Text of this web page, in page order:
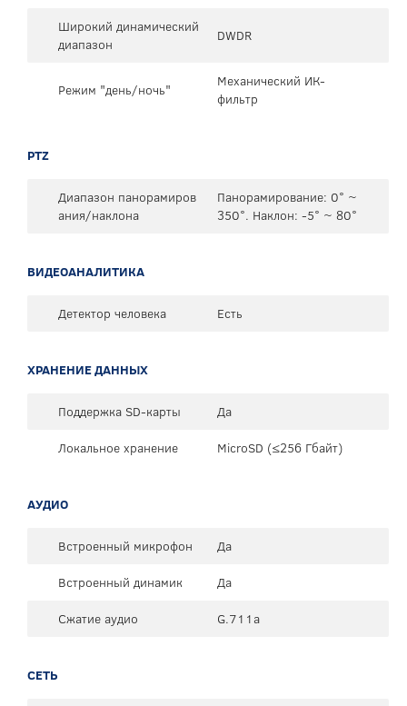
Широкий динамический
диапазон
DWDR
Режим "день/ночь"
Механический ИК-
фильтр
PTZ
Диапазон панорамиров
ания/наклона
Панорамирование: 0° ~
350°. Наклон: -5° ~ 80°
ВИДЕОАНАЛИТИКА
Детектор человека Есть
ХРАНЕНИЕ ДАННЫХ
Поддержка SD-карты
Да
Локальное хранение
MicroSD (≤256 Гбайт)
АУДИО
Встроенный микрофон
Да
Встроенный динамик
Да
Сжатие аудио
G.711a
СЕТЬ